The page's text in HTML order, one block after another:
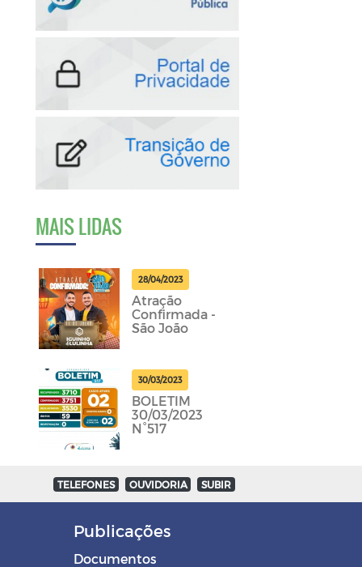
MAIS LIDAS
28/04/2023
Atração
Confirmada -
São João
30/03/2023
BOLETIM
30/03/2023
N°517
TELEFONES OUVIDORIA SUBIR
Publicações
Documentos